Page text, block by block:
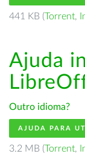
441 KB (Torrent,
Ajuda
Outro idioma?
AJUDA PARA
3.2 MB (Torrent,